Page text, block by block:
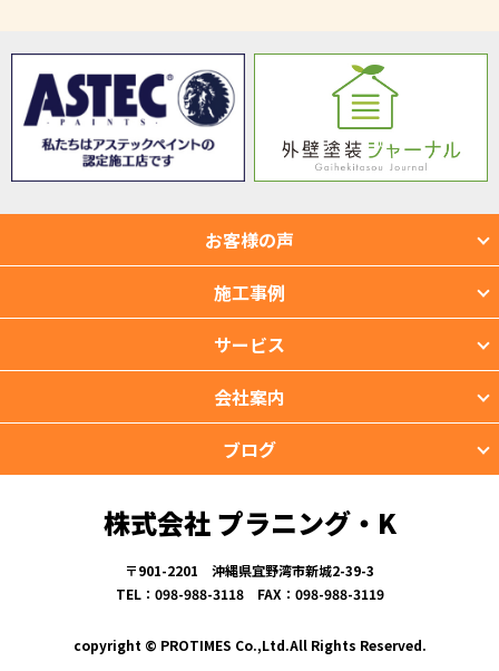
お客様の声
施工事例
サービス
会社案内
ブログ
株式会社 プラニング・K
〒901-2201 沖縄県宜野湾市新城2-39-3
TEL：098-988-3118 FAX：098-988-3119
copyright © PROTIMES Co.,Ltd.All Rights Reserved.